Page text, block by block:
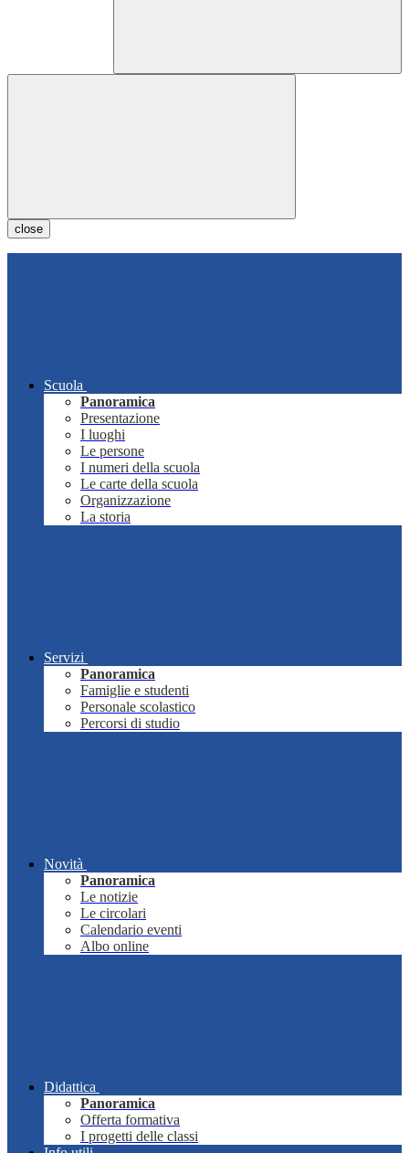
close
Scuola
Panoramica
Presentazione
I luoghi
Le persone
I numeri della scuola
Le carte della scuola
Organizzazione
La storia
Servizi
Panoramica
Famiglie e studenti
Personale scolastico
Percorsi di studio
Novità
Panoramica
Le notizie
Le circolari
Calendario eventi
Albo online
Didattica
Panoramica
Offerta formativa
I progetti delle classi